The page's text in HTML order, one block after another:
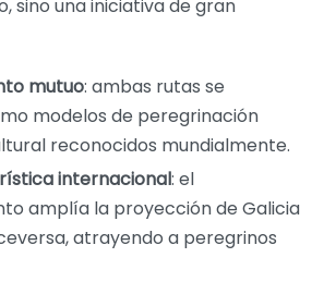
sino una iniciativa de gran
mutuo: ambas rutas se
modelos de peregrinación
reconocidos mundialmente.
internacional: el
amplía la proyección de Galicia
atrayendo a peregrinos